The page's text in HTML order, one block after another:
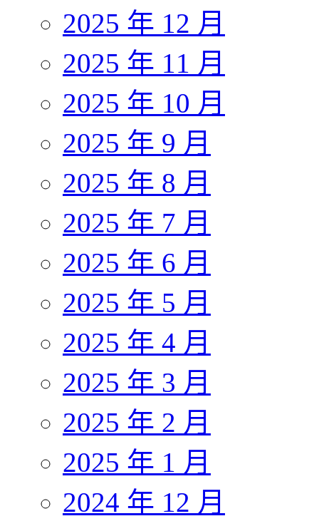
2025 年 12 月
2025 年 11 月
2025 年 10 月
2025 年 9 月
2025 年 8 月
2025 年 7 月
2025 年 6 月
2025 年 5 月
2025 年 4 月
2025 年 3 月
2025 年 2 月
2025 年 1 月
2024 年 12 月